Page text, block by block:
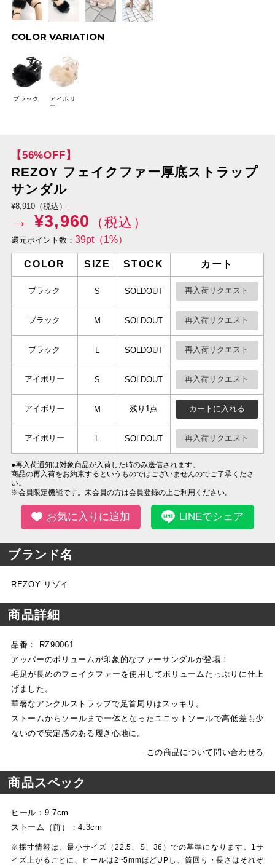
COLOR VARIATION
ブラック
アイボリ
ー
【56%OFF】
REZOY フェイクファー厚底ストラップ
サンダル
¥8,910（税込）
→ ¥3,960 （税込）
還元ポイント数： 39pt（1%）
COLOR SIZE STOCK カート
ブラック S SOLDOUT 再入荷リクエスト
ブラック M SOLDOUT 再入荷リクエスト
ブラック L SOLDOUT 再入荷リクエスト
アイボリー S SOLDOUT 再入荷リクエスト
アイボリー M 残り1点 カートに入れる
アイボリー L SOLDOUT 再入荷リクエスト
●再入荷通知は対象商品が入荷した時のみ送信されます。
商品の再入荷をお約束するというものではございませんのでご了承くださ
い。
※会員限定機能です。未会員の方は会員登録の上ご利用ください。
お気に入りに追加 LINEでシェア
ブランド名
REZOY リゾイ
商品詳細
品番： RZ90061
アッパーのボリュームが印象的なファーサンダルが登場！
毛足が長めのフェイクファーを使用してボリュームたっぷりに仕上
げました。
華奢なアンクルストラップで足首周りはスッキリ。
ストームからソールまで一体となったユニットソールで高低差も少
ないので安定感のある履き心地に。
この商品について問い合わせる
商品スペック
ヒール：9.7cm
ストーム（前）：4.3cm
※採寸情報は、最小サイズ（22.5、S、36）での基準になります。1サ
イズ上がるごとに、ヒールは2~5mmほどUPし、筒回り・長さはそれぞ